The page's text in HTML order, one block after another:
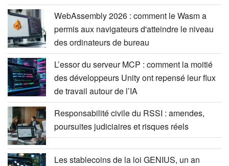
WebAssembly 2026 : comment le Wasm a
permis aux navigateurs d'atteindre le niveau
des ordinateurs de bureau
L’essor du serveur MCP : comment la moitié
des développeurs Unity ont repensé leur flux
de travail autour de l’IA
Responsabilité civile du RSSI : amendes,
poursuites judiciaires et risques réels
Les stablecoins de la loi GENIUS, un an